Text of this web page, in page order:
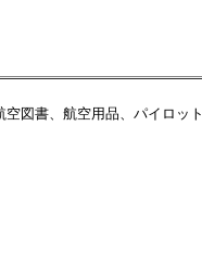
図書、航空用品、パイロッ